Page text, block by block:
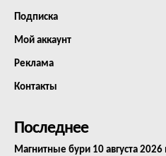
Подписка
Мой аккаунт
Реклама
Контакты
Последнее
Магнитные бури 10 августа 2026